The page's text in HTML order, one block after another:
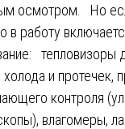
осмотром. Но
в работу
тепловизоры
и протечек,
контроля
влагомеры,